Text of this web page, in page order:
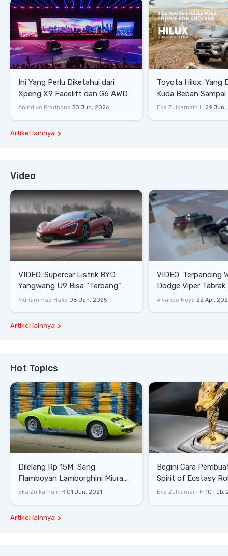
Ini Yang Perlu Diketahui dari
Xpeng X9 Facelift dan G6 AWD
Anindiyo Pradhono 30 Jun, 2026
Toyota Hilux, Yang
Kuda Beban
Lifestyle
Eka Zulkarnain H 29 Jun,
Artikel lainnya
Video
VIDEO: Supercar Listrik BYD
Yangwang U9 Bisa "Terbang"
Lewati Rintangan
Muhammad Hafid 08 Jan, 2025
VIDEO: Terpancing
Dodge Viper Tabrak
Saat Burnout
Alvando Noya 22 Apr,
Artikel lainnya
Hot Topics
Dilelang Rp 15M, Sang
Flamboyan Lamborghini Miura
P400 S
Eka Zulkarnain H 01 Jun, 2021
Begini Cara
Spirit of Ecstasy
Eka Zulkarnain H 10 Feb,
Artikel lainnya